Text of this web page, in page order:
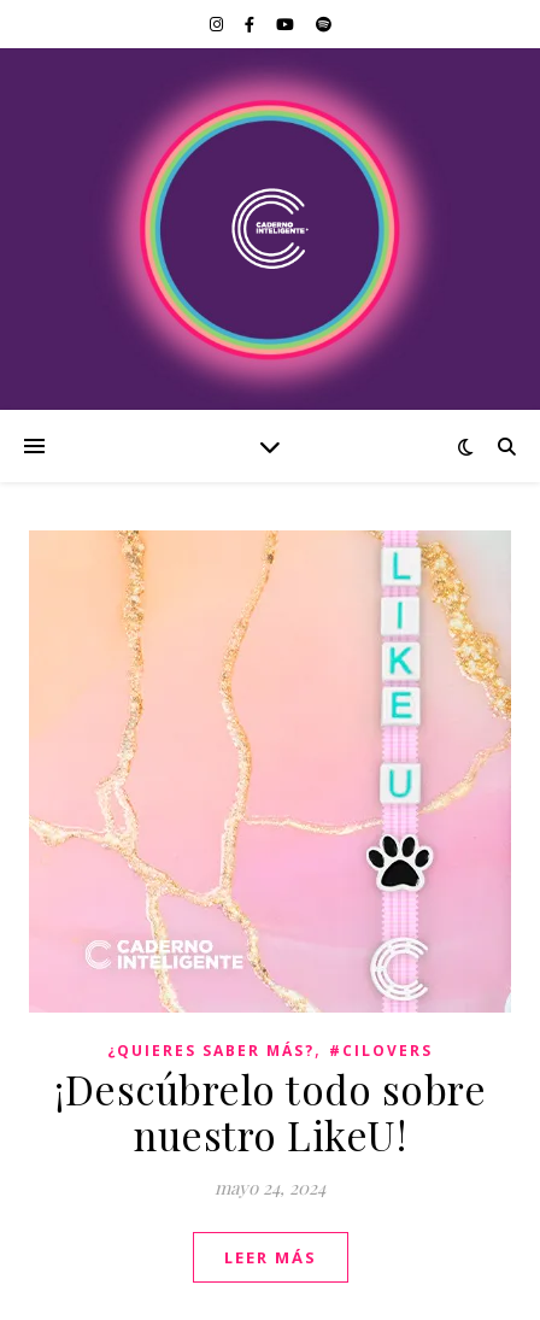
¿QUIERES SABER MÁS?, #CILOVERS
¡Descúbrelo todo sobre
nuestro LikeU!
mayo 24, 2024
LEER MÁS